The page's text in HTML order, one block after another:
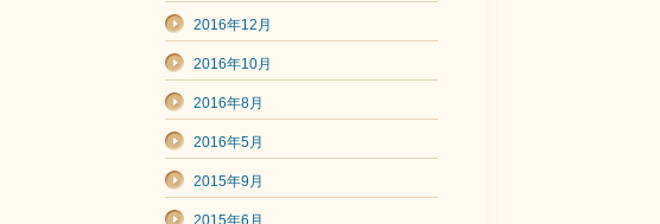
2016年12月
2016年10月
2016年8月
2016年5月
2015年9月
2015年6月